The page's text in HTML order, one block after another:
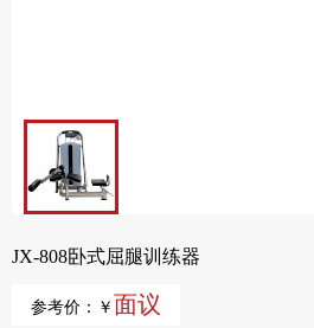
JX-808卧式屈腿训练器
参考价：￥ 面议